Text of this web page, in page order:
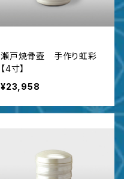
瀬戸焼骨壺 手作り虹彩
【4寸】
¥23,958